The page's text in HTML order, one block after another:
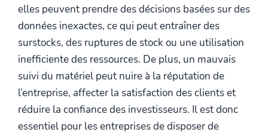
elles peuvent prendre des décisions basées sur des
données inexactes, ce qui peut entraîner des
surstocks, des ruptures de stock ou une utilisation
inefficiente des ressources. De plus, un mauvais
suivi du matériel peut nuire à la réputation de
l’entreprise, affecter la satisfaction des clients et
réduire la confiance des investisseurs. Il est donc
essentiel pour les entreprises de disposer de